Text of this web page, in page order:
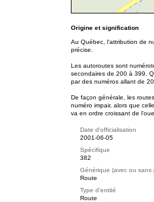
Origine et signification
Au Québec, l'attribution de
précise.
Les autoroutes sont
secondaires de 200 à 399.
par des numéros allant de
De façon générale, les
numéro impair, alors que
va en ordre croissant de
Date d'officialisation
2001-06-05
Spécifique
382
Générique (avec ou sans
Route
Type d'entité
Route